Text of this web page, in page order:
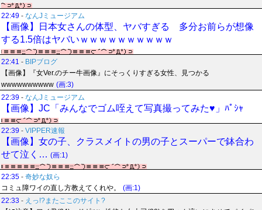
22:49 - なんJミュージアム
【画像】日本女さんの体型、ヤバすぎる 多分お前らが想像
する1.5倍はヤバいｗｗｗｗｗｗｗｗｗｗ
22:41 - BIPブログ
【画像】『女Ver.のチー牛画像』にそっくりすぎる女性、見つかる
wwwwwwwwww (画:3)
22:39 - なんJミュージアム
【画像】JC「みんなでゴム咥えて写真撮ってみた♥」ﾊﾟｼｬ
22:39 - VIPPER速報
【画像】女の子、クラスメイトの男の子とスーパーで鉢合わ
せて泣く… (画:1)
22:35 - 奇妙な奴ら
コミュ障ワイの直し方教えてくれや。
(画:1)
22:33 - えっ!?またここのサイト?